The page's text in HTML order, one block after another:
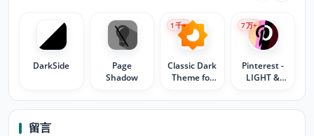
DarkSide
Page
Shadow
Classic Dark
Theme for
1 千+
Pinterest -
LIGHT &
THEMES
7万+
留言